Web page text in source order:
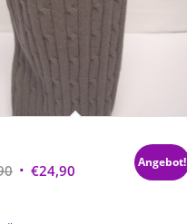
Ursprünglicher
€24,90 AktuellerAngebot!